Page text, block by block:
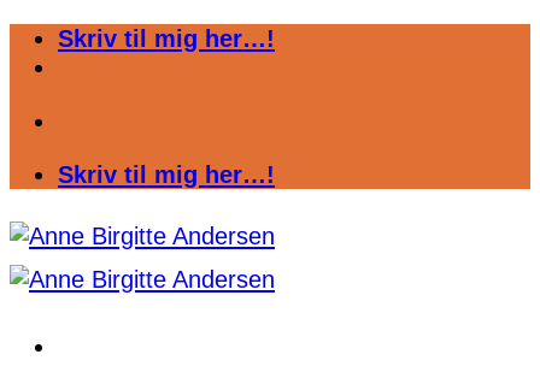
FortsætSkriv til mig her…!
Skriv til mig her…!